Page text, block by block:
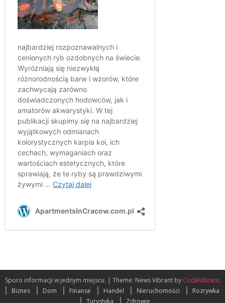
Sporo informacji w jednym miejscu. | Theme: News Vibrant by CodeVibrant.
Biznes
Dom Finanse Handel Nieruchomości
Rozrywka